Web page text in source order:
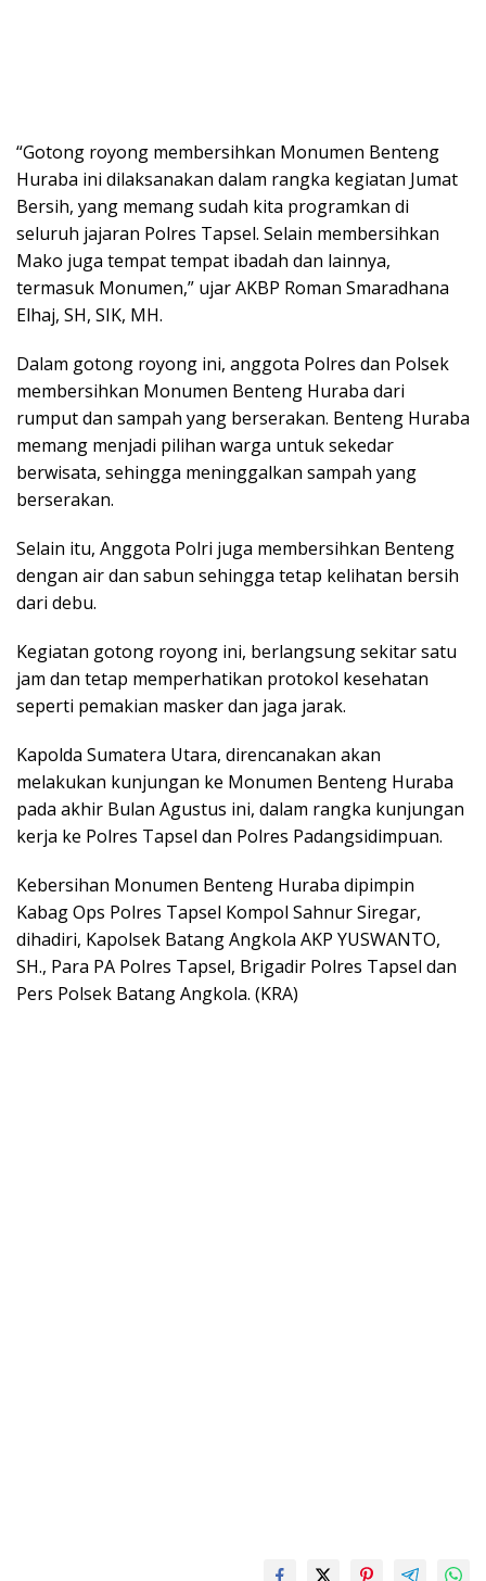
“Gotong royong membersihkan Monumen Benteng
Huraba ini dilaksanakan dalam rangka kegiatan Jumat
Bersih, yang memang sudah kita programkan di
seluruh jajaran Polres Tapsel. Selain membersihkan
Mako juga tempat tempat ibadah dan lainnya,
termasuk Monumen,” ujar AKBP Roman Smaradhana
Elhaj, SH, SIK, MH.
Dalam gotong royong ini, anggota Polres dan Polsek
membersihkan Monumen Benteng Huraba dari
rumput dan sampah yang berserakan. Benteng Huraba
memang menjadi pilihan warga untuk sekedar
berwisata, sehingga meninggalkan sampah yang
berserakan.
Selain itu, Anggota Polri juga membersihkan Benteng
dengan air dan sabun sehingga tetap kelihatan bersih
dari debu.
Kegiatan gotong royong ini, berlangsung sekitar satu
jam dan tetap memperhatikan protokol kesehatan
seperti pemakian masker dan jaga jarak.
Kapolda Sumatera Utara, direncanakan akan
melakukan kunjungan ke Monumen Benteng Huraba
pada akhir Bulan Agustus ini, dalam rangka kunjungan
kerja ke Polres Tapsel dan Polres Padangsidimpuan.
Kebersihan Monumen Benteng Huraba dipimpin
Kabag Ops Polres Tapsel Kompol Sahnur Siregar,
dihadiri, Kapolsek Batang Angkola AKP YUSWANTO,
SH., Para PA Polres Tapsel, Brigadir Polres Tapsel dan
Pers Polsek Batang Angkola. (KRA)